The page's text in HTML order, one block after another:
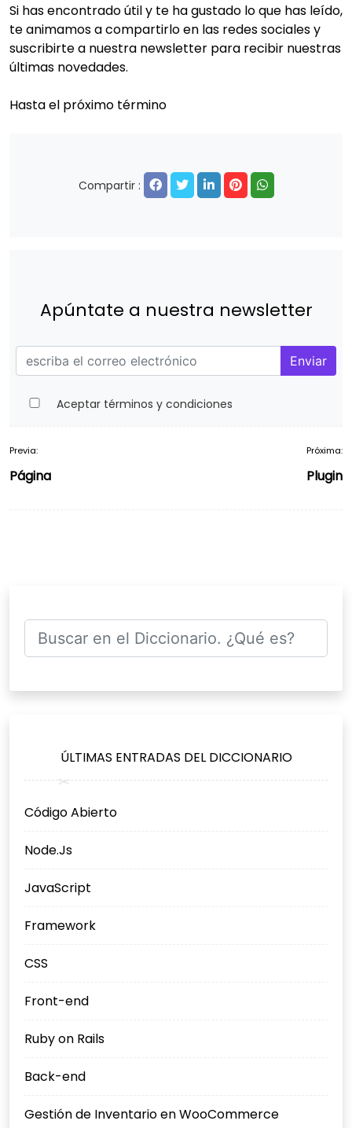
Si has encontrado útil y te ha gustado lo que has leído,
te animamos a compartirlo en las redes sociales y
suscribirte a nuestra newsletter para recibir nuestras
últimas novedades.
Hasta el próximo término
Compartir :
Apúntate a nuestra newsletter
Enviar
Aceptar términos y condiciones
Navegación
Previa:
Página
Próxima:
Plugin
ÚLTIMAS ENTRADAS DEL DICCIONARIO
Código Abierto
Node.Js
JavaScript
Framework
CSS
Front-end
Ruby on Rails
Back-end
Gestión de Inventario en WooCommerce